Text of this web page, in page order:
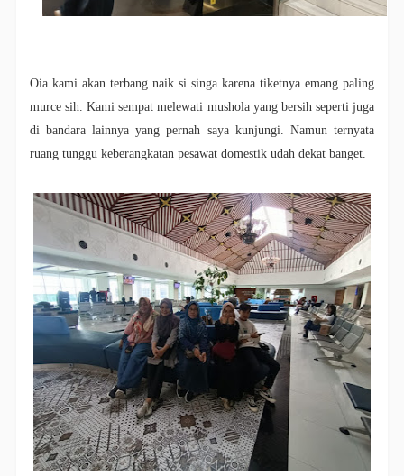
Oia kami akan terbang naik si singa karena tiketnya emang paling
murce sih. Kami sempat melewati mushola yang bersih seperti juga
di bandara lainnya yang pernah saya kunjungi. Namun ternyata
ruang tunggu keberangkatan pesawat domestik udah dekat banget.